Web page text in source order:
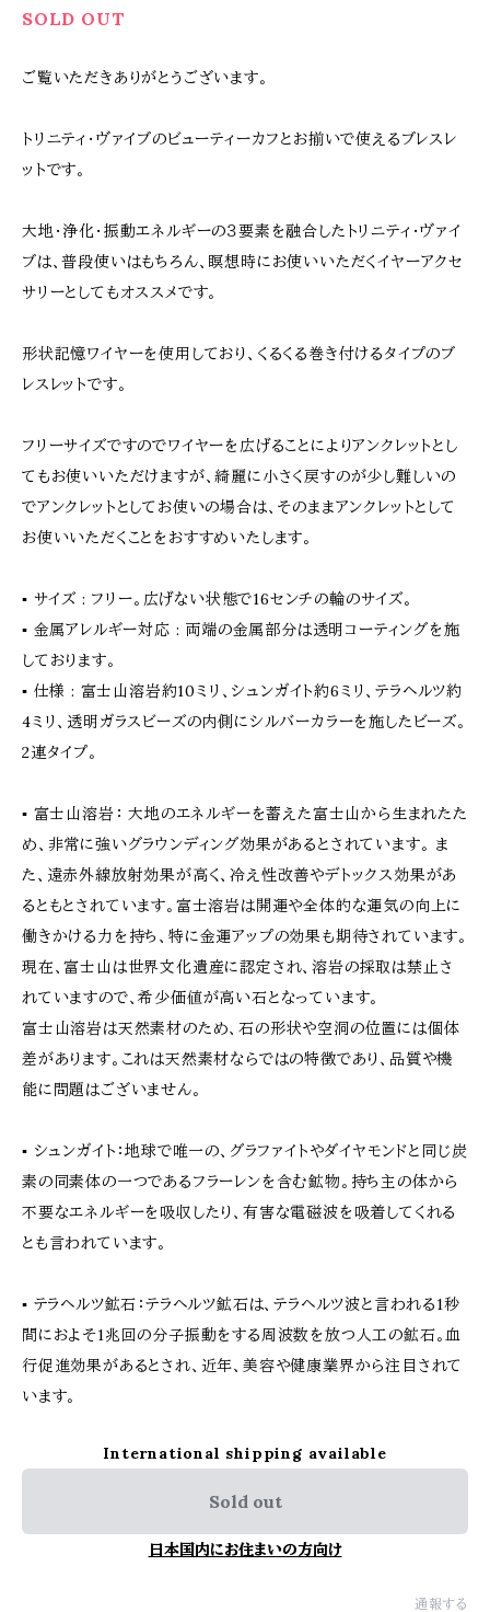
SOLD OUT
ご覧いただきありがとうございます。
トリニティ・ヴァイブのビューティーカフとお揃いで使えるブレスレ
ットです。
大地・浄化・振動エネルギーの３要素を融合したトリニティ・ヴァイ
ブは、普段使いはもちろん、瞑想時にお使いいただくイヤーアクセ
サリーとしてもオススメです。
形状記憶ワイヤーを使用しており、くるくる巻き付けるタイプのブ
レスレットです。
フリーサイズですのでワイヤーを広げることによりアンクレットとし
てもお使いいただけますが、綺麗に小さく戻すのが少し難しいの
でアンクレットとしてお使いの場合は、そのままアンクレットとして
お使いいただくことをおすすめいたします。
▪︎ サイズ : フリー。広げない状態で16センチの輪のサイズ。
▪︎ 金属アレルギー対応 : 両端の金属部分は透明コーティングを施
しております。
▪︎ 仕様 : 富士山溶岩約10ミリ、シュンガイト約6ミリ、テラヘルツ約
4ミリ、透明ガラスビーズの内側にシルバーカラーを施したビーズ。
2連タイプ。
▪︎ 富士山溶岩： 大地のエネルギーを蓄えた富士山から生まれたた
め、非常に強いグラウンディング効果があるとされています。 ま
た、遠赤外線放射効果が高く、冷え性改善やデトックス効果があ
るともとされています。富士溶岩は開運や全体的な運気の向上に
働きかける力を持ち、特に金運アップの効果も期待されています。
現在、富士山は世界文化遺産に認定され、溶岩の採取は禁止さ
れていますので、希少価値が高い石となっています。
富士山溶岩は天然素材のため、石の形状や空洞の位置には個体
差があります。これは天然素材ならではの特徴であり、品質や機
能に問題はございません。
▪︎ シュンガイト：地球で唯一の、グラファイトやダイヤモンドと同じ炭
素の同素体の一つであるフラーレンを含む鉱物。持ち主の体から
不要なエネルギーを吸収したり、有害な電磁波を吸着してくれる
とも言われています。
▪︎ テラヘルツ鉱石：テラヘルツ鉱石は、テラヘルツ波と言われる1秒
間におよそ1兆回の分子振動をする周波数を放つ人工の鉱石。血
行促進効果があるとされ、近年、美容や健康業界から注目されて
います。
International shipping available
Sold out
日本国内にお住まいの方向け
通報する